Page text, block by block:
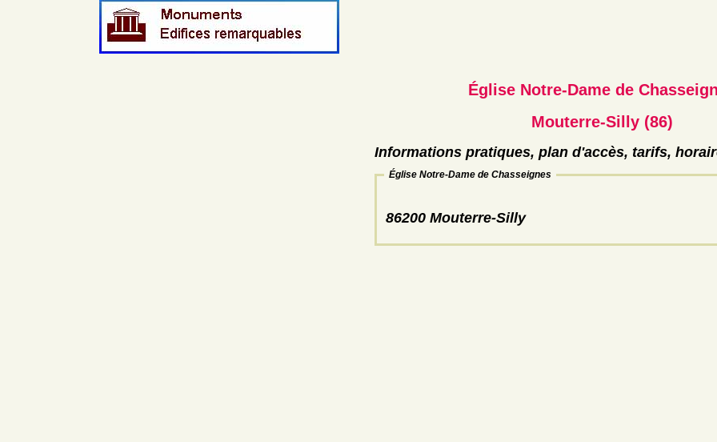
Église Notre-Dame de
Mouterre-Silly (86)
Informations pratiques, plan d'accès, tarifs,
Église Notre-Dame de Chasseignes
86200 Mouterre-Silly